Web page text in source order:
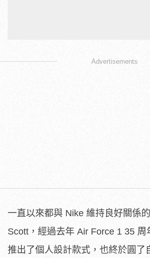
Advertisements
一直以來都與 Nike 維持良好關係
Scott，經過去年 Air Force 1 35 周
推出了個人設計款式，也終於圓了